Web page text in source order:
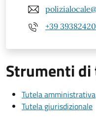
+39
Strumenti
Tutela amministrativa
Tutela giurisdizionale